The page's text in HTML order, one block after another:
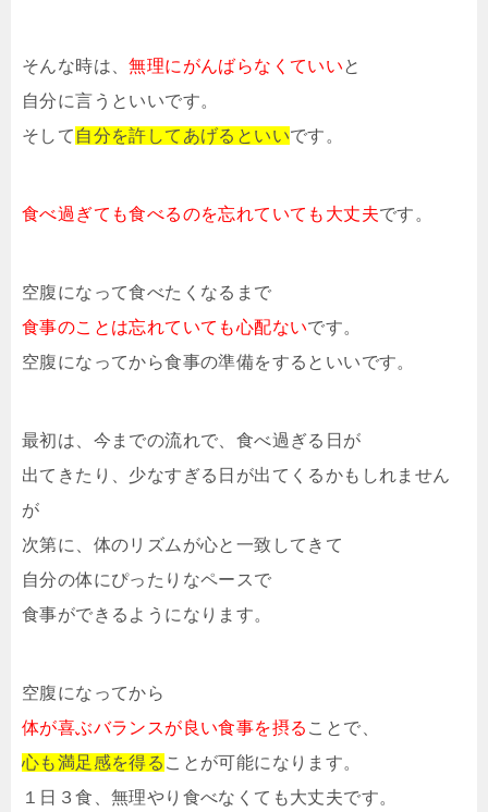
そんな時は、無理にがんばらなくていいと
自分に言うといいです。
そして 自分を許してあげるといいです。
食べ過ぎても食べるのを忘れていても大丈夫です。
空腹になって食べたくなるまで
食事のことは忘れていても心配ないです。
空腹になってから食事の準備をするといいです。
最初は、今までの流れで、食べ過ぎる日が
出てきたり、少なすぎる日が出てくるかもしれません
が
次第に、体のリズムが心と一致してきて
自分の体にぴったりなペースで
食事ができるようになります。
空腹になってから
体が喜ぶバランスが良い食事を摂る ことで、
心も満足感を得る ことが可能になります。
１日３食、無理やり食べなくても大丈夫です。